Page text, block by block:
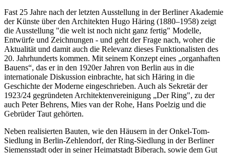
Fast 25 Jahre nach der letzten Ausstellung in der Berliner Akademie
der Künste über den Architekten Hugo Häring (1880–1958) zeigt
die Ausstellung "die welt ist noch nicht ganz fertig" Modelle,
Entwürfe und Zeichnungen - und geht der Frage nach, woher die
Aktualität und damit auch die Relevanz dieses Funktionalisten des
20. Jahrhunderts kommen. Mit seinem Konzept eines „organhaften
Bauens“, das er in den 1920er Jahren von Berlin aus in die
internationale Diskussion einbrachte, hat sich Häring in die
Geschichte der Moderne eingeschrieben. Auch als Sekretär der
1923/24 gegründeten Architektenvereinigung „Der Ring", zu der
auch Peter Behrens, Mies van der Rohe, Hans Poelzig und die
Gebrüder Taut gehörten.
Neben realisierten Bauten, wie den Häusern in der Onkel-Tom-
Siedlung in Berlin-Zehlendorf, der Ring-Siedlung in der Berliner
Siemensstadt oder in seiner Heimatstadt Biberach, sowie dem Gut